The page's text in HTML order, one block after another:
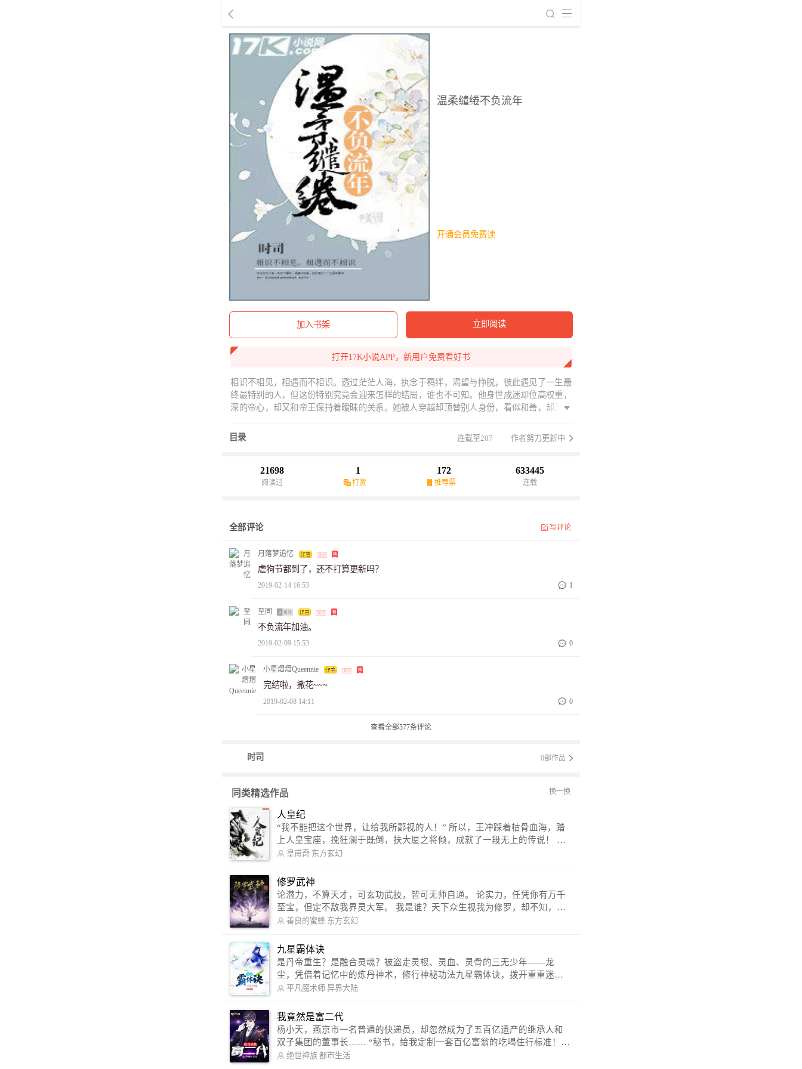
温柔缱绻不负流年
开通会员免费读
加入书架 立即阅读
打开17K小说APP，新用户免费看好书
相识不相见，相遇而不相识。透过茫茫人海，执念于羁绊，渴望与挣脱，彼此遇见了一生最
终最特别的人，但这份特别究竟会迎来怎样的结局，谁也不可知。他身世成迷却位高权重，
深的帝心，却又和帝王保持着暧昧的关系。她被人穿越却顶替别人身份，看似和善，却又和
求对方回报她。相爱时，彼此不相言明，玩笑之下的试探，也被他半玩笑半认真的拒绝了。
然，她明白，所爱之人并非不爱，只是太过现实所以忘记了罢了。相离时，她因令和亲，路
线逐渐朦胧，伸出手抓住的只是虚无。空气中，只留下浅浅的一句话，“这样的结果也好，帝
辛，余生我真的不等你了。”
目录 连载至207 作者努力更新中
21698
阅读过
1
打赏
172
推荐票
633445
连载
全部评论 写评论
月落梦追忆
虐狗节都到了，还不打算更新吗？
2019-02-14 16:53 1
至同
不负流年加油。
2019-02-09 15:53 0
小星熠熠Queennie
完结啦，撒花~~~
2019-02-08 14:11 0
查看全部577条评论
时司 0部作品
同类精选作品 换一换
人皇纪
“我不能把这个世界，让给我所鄙视的人！” 所以，王冲踩着枯骨血海，踏
上人皇宝座，挽狂澜于既倒，扶大厦之将倾，成就了一段无上的传说！ 微
信公众号：皇甫奇 （微信号：huangfuqi1985） 新浪微博：皇甫奇（地址：
皇甫奇 东方玄幻
修罗武神
论潜力，不算天才，可玄功武技，皆可无师自通。 论实力，任凭你有万千
至宝，但定不敌我界灵大军。 我是谁？天下众生视我为修罗，却不知，我
以修罗成武神。 （想看修罗武神番外，请关注蜜蜂微信公众号：善良的蜜
善良的蜜蜂 东方玄幻
九星霸体诀
是丹帝重生？是融合灵魂？被盗走灵根、灵血、灵骨的三无少年——龙
尘，凭借着记忆中的炼丹神术，修行神秘功法九星霸体诀，拨开重重迷
雾，解开惊天之局。 手掌天地乾坤，脚踏日月星辰，勾搭各色美女，
哭。 本故事纯属虚构，如有雷同，那就是真事儿，想要对号入座，抓
紧时间进群：487963015 微信公众号：平凡魔术师,或者搜索：pingfanmosh
ushi1982,公众号上有问必答，福利多多！
平凡魔术师 异界大陆
我竟然是富二代
杨小天，燕京市一名普通的快递员，却忽然成为了五百亿遗产的继承人和
双子集团的董事长…… “秘书，给我定制一套百亿富翁的吃喝住行标准！”
“好的，杨总。” “你晚上在我的床上安排五个嫩模是怎么回事？” “回杨总，
绝世神族 都市生活